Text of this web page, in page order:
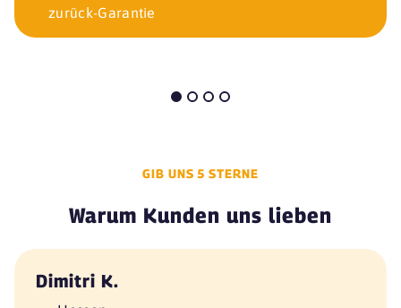
zurück-Garantie
GIB UNS 5 STERNE
Warum Kunden uns lieben
Dimitri K.